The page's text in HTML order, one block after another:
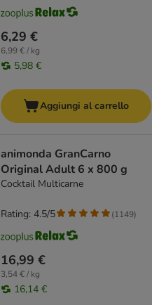
6,29 €
6,99 € / kg
5,98 €
Aggiungi al carrello
animonda GranCarno
Original Adult 6 x 800 g
Cocktail Multicarne
16,99 €
3,54 € / kg
16,14 €
Rating: 4.5/5 (1149)